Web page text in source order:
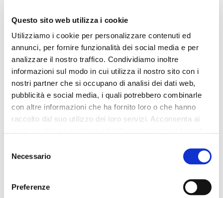
Questo sito web utilizza i cookie
Utilizziamo i cookie per personalizzare contenuti ed
annunci, per fornire funzionalità dei social media e per
analizzare il nostro traffico. Condividiamo inoltre
informazioni sul modo in cui utilizza il nostro sito con i
nostri partner che si occupano di analisi dei dati web,
pubblicità e social media, i quali potrebbero combinarle
con altre informazioni che ha fornito loro o che hanno
raccolto dal suo utilizzo dei loro servizi. Acconsenta ai
delNecessario
Preferenze
logata
davanti realizzata in tessuto